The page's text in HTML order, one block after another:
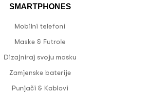
SMARTPHONES
Mobilni telefoni
Maske & Futrole
Dizajniraj svoju masku
Zamjenske baterije
Punjači & Kablovi